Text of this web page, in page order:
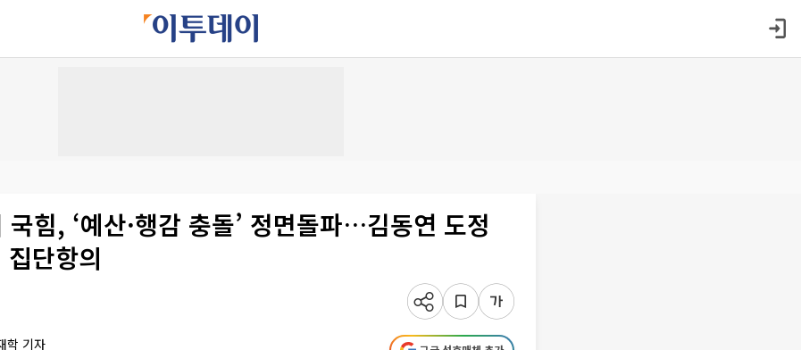
국힘, ‘예산·행감 충돌’ 정면돌파…김동연 도정
단항의
학 기자